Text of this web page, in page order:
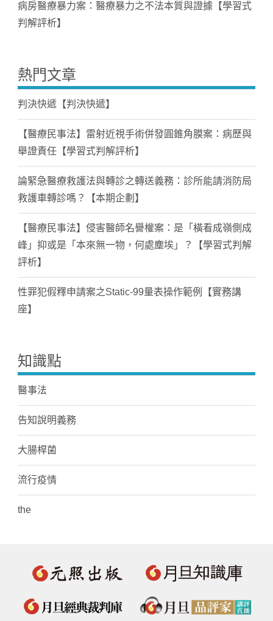
病房醫療暴力案：醫療暴力之不法本質與證據【學習式
判解評析】
熱門文章
判決快遞【判決快遞】
【醫療民事法】雷射近視手術併發圓錐角膜案：病歷與
舉證責任【學習式判解評析】
論緊急醫療救護法與轉診之轉送義務：診所能請消防局
救護車轉診嗎？【本期企劃】
【醫療民事法】侵害醫師名譽權案：是「橫看成嶺側成
峰」抑或是「本來無一物，何處塵埃」？【學習式判解
評析】
性罪犯假釋申請案之Static-99量表操作範例【實務講
座】
知識點
醫事法
告知說明義務
大腸桿菌
流行疫情
the